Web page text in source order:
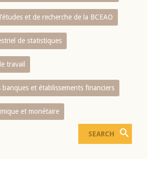
et de recherche de la BCEAO
de statistiques
travail
banques et établissements financiers
et monétaire